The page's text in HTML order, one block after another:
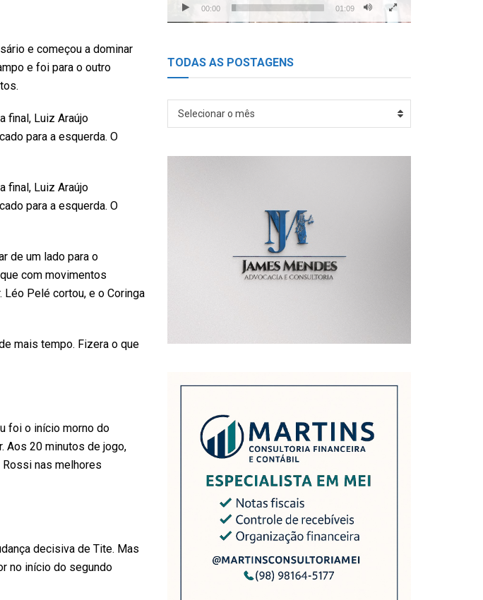
e começou a dominar
e foi para o outro
final, Luiz Araújo
para a esquerda. O
final, Luiz Araújo
para a esquerda. O
de um lado para o
com movimentos
Léo Pelé cortou, e o Coringa
mais tempo. Fizera o que
foi o início morno do
Aos 20 minutos de jogo,
nas melhores
decisiva de Tite. Mas
no início do segundo
00:00 01:09
TODAS AS POSTAGENS
TODAS
Selecionar o mês